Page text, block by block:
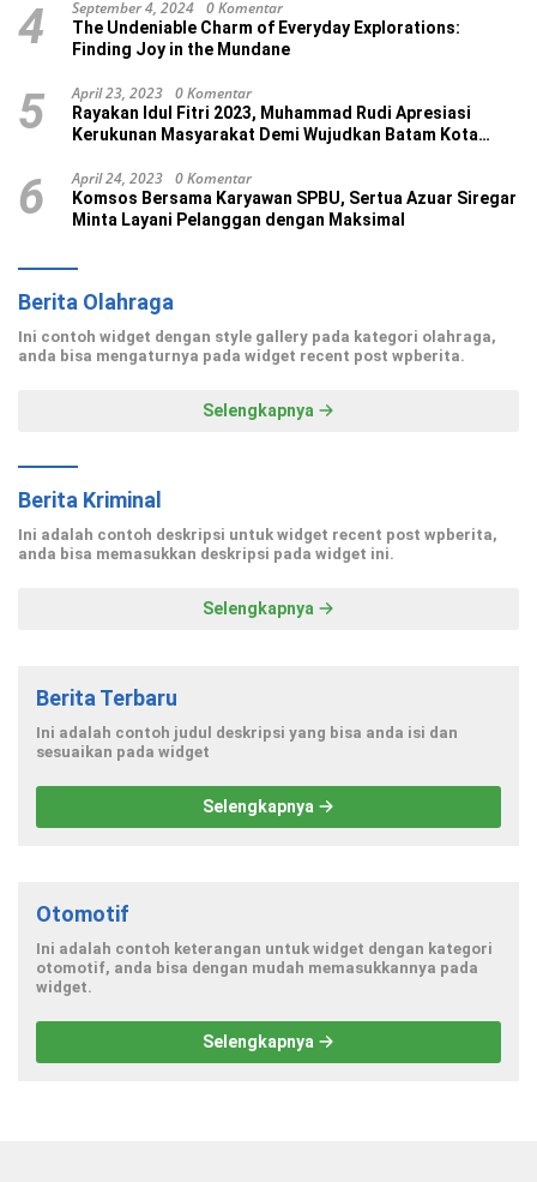
4 September 4, 2024 0 Komentar
The Undeniable Charm of Everyday Explorations:
Finding Joy in the Mundane
5 April 23, 2023 0 Komentar
Rayakan Idul Fitri 2023, Muhammad Rudi Apresiasi
Kerukunan Masyarakat Demi Wujudkan Batam Kota
6 April 24, 2023 0 Komentar
Komsos Bersama Karyawan SPBU, Sertua Azuar Siregar
Minta Layani Pelanggan dengan Maksimal
Berita Olahraga
Ini contoh widget dengan style gallery pada kategori olahraga,
anda bisa mengaturnya pada widget recent post wpberita.
Selengkapnya
Berita Kriminal
Ini adalah contoh deskripsi untuk widget recent post wpberita,
anda bisa memasukkan deskripsi pada widget ini.
Selengkapnya
Berita Terbaru
Ini adalah contoh judul deskripsi yang bisa anda isi dan
sesuaikan pada widget
Selengkapnya
Otomotif
Ini adalah contoh keterangan untuk widget dengan kategori
otomotif, anda bisa dengan mudah memasukkannya pada
widget.
Selengkapnya